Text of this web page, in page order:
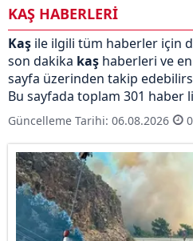
KAŞ HABERLERİ
Kaş ile ilgili tüm haberler için
son dakika kaş haberleri ve en
sayfa üzerinden takip
Bu sayfada toplam 301 haber
Güncelleme Tarihi: 06.08.2026